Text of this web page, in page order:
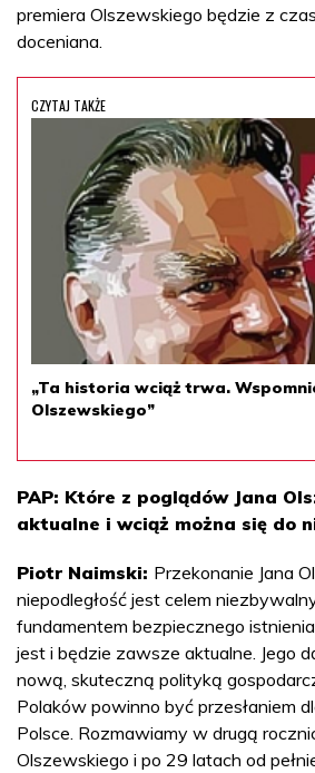
premiera Olszewskiego będzie z
doceniana.
CZYTAJ TAKŻE
„Ta historia wciąż trwa.
Olszewskiego”
PAP: Które z poglądów Jana
aktualne i wciąż można się do
Piotr Naimski: Przekonanie Jana
niepodległość jest celem
fundamentem bezpiecznego istnienia
jest i będzie zawsze aktualne. Jego
nową, skuteczną polityką
Polaków powinno być przesłaniem
Polsce. Rozmawiamy w drugą
Olszewskiego i po 29 latach od